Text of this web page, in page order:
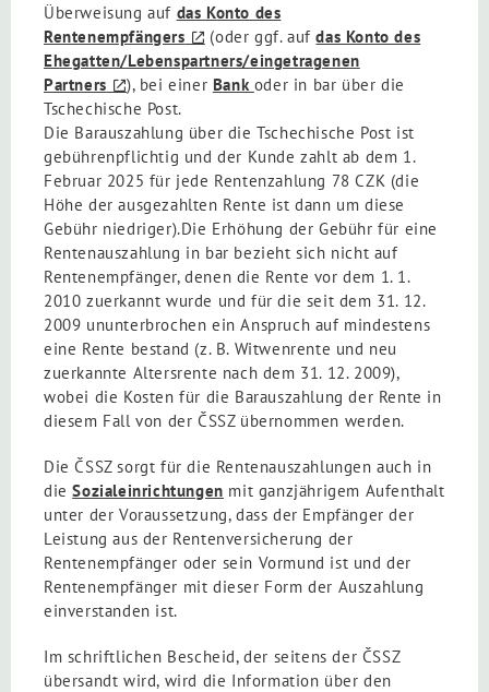
Überweisung auf das Konto des
Rentenempfängers
(oder ggf. aufdas Konto des
Ehegatten/Lebenspartners/eingetragenen
Partners
), bei einer Bank oder in bar über die
Tschechische Post.
Die Barauszahlung über die Tschechische Post ist
gebührenpflichtig und der Kunde zahlt ab dem 1.
Februar 2025 für jede Rentenzahlung 78 CZK (die
Höhe der ausgezahlten Rente ist dann um diese
Gebühr niedriger).Die Erhöhung der Gebühr für eine
Rentenauszahlung in bar bezieht sich nicht auf
Rentenempfänger, denen die Rente vor dem 1. 1.
2010 zuerkannt wurde und für die seit dem 31. 12.
2009 ununterbrochen ein Anspruch auf mindestens
eine Rente bestand (z. B. Witwenrente und neu
zuerkannte Altersrente nach dem 31. 12. 2009),
wobei die Kosten für die Barauszahlung der Rente in
diesem Fall von der ČSSZ übernommen werden.
Die ČSSZ sorgt für die Rentenauszahlungen auch in
dieSozialeinrichtungen mit ganzjährigem Aufenthalt
unter der Voraussetzung, dass der Empfänger der
Leistung aus der Rentenversicherung der
Rentenempfänger oder sein Vormund ist und der
Rentenempfänger mit dieser Form der Auszahlung
einverstanden ist.
Im schriftlichen Bescheid, der seitens der ČSSZ
übersandt wird, wird die Information über den